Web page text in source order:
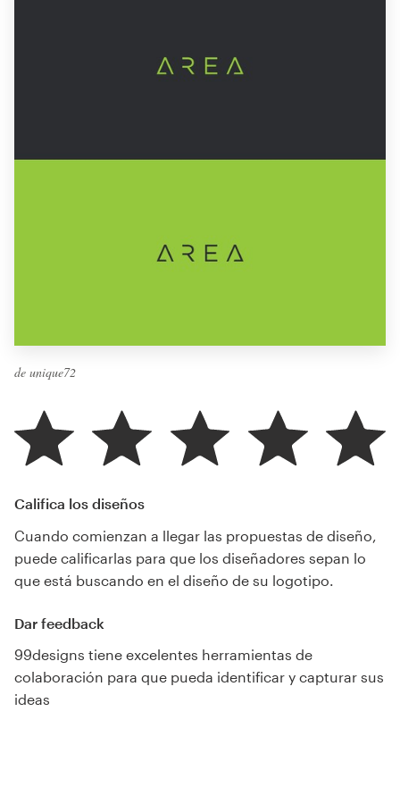
de unique72
Califica los diseños
Cuando comienzan a llegar las propuestas de diseño,
puede calificarlas para que los diseñadores sepan lo
que está buscando en el diseño de su logotipo.
Dar feedback
99designs tiene excelentes herramientas de
colaboración para que pueda identificar y capturar sus
ideas